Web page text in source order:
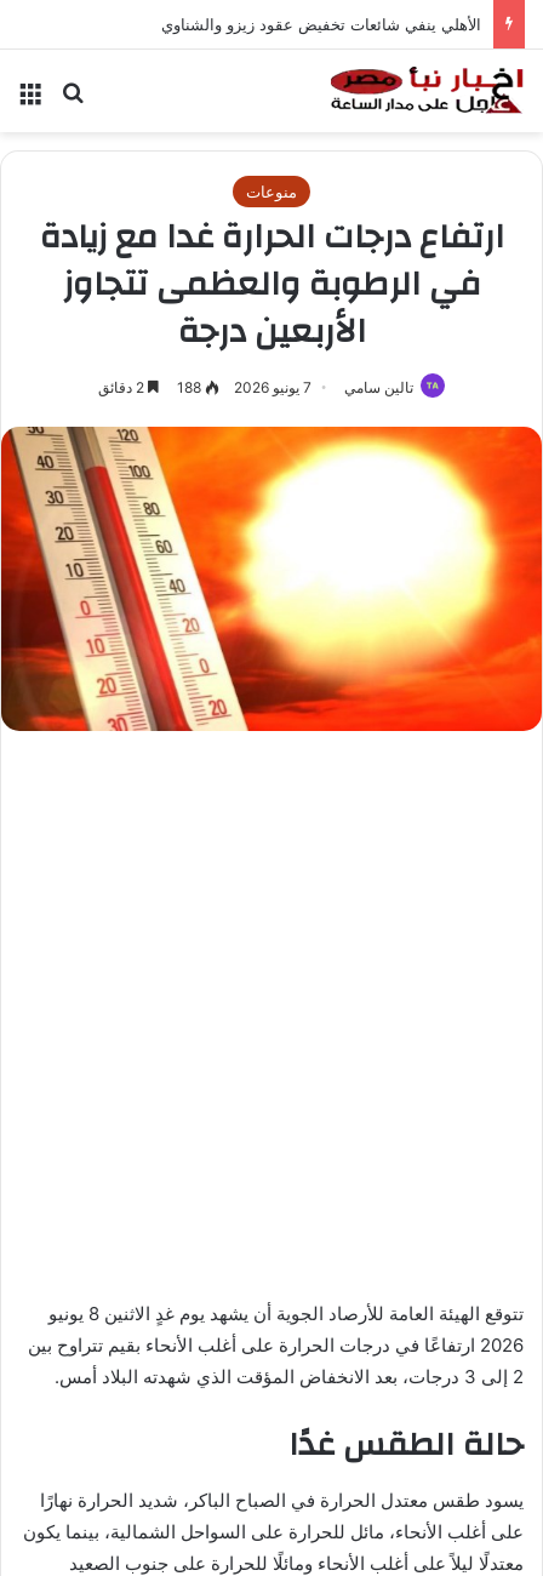
الأهلي ينفي شائعات تخفيض عقود زيزو والشناوي
بحث
منوعات
ارتفاع درجات الحرارة غدا مع زيادة
في الرطوبة والعظمى تتجاوز
الأربعين درجة
تالين سامي 7 يونيو 2026 188
تتوقع الهيئة العامة للأرصاد الجوية أن يشهد يوم غدٍ الاثنين 8 يونيو
2026 ارتفاعًا في درجات الحرارة على أغلب الأنحاء بقيم تتراوح بين
2 إلى 3 درجات، بعد الانخفاض المؤقت الذي شهدته البلاد أمس.
حالة الطقس غدًا
يسود طقس معتدل الحرارة في الصباح الباكر، شديد الحرارة نهارًا
على أغلب الأنحاء، مائل للحرارة على السواحل الشمالية، بينما يكون
معتدلًا ليلاً على أغلب الأنحاء ومائلًا للحرارة على جنوب الصعيد